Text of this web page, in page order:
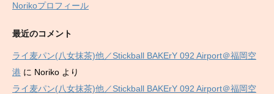
Norikoプロフィール
最近のコメント
ライ麦パン(八女抹茶)他／Stickball BAKErY 092 Airport＠福岡空
港 に Noriko より
ライ麦パン(八女抹茶)他／Stickball BAKErY 092 Airport＠福岡空